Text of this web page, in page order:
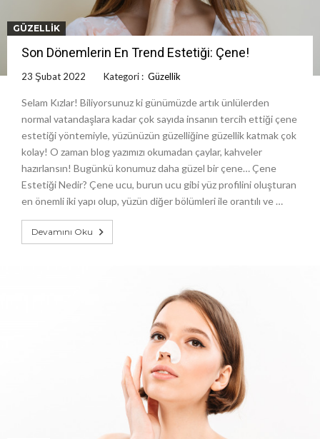
GÜZELLIK
Son Dönemlerin En Trend Estetiği: Çene!
23 Şubat 2022 Kategori : Güzellik
Selam Kızlar! Biliyorsunuz ki günümüzde artık ünlülerden
normal vatandaşlara kadar çok sayıda insanın tercih ettiği çene
estetiği yöntemiyle, yüzünüzün güzelliğine güzellik katmak çok
kolay! O zaman blog yazımızı okumadan çaylar, kahveler
hazırlansın! Bugünkü konumuz daha güzel bir çene… Çene
Estetiği Nedir? Çene ucu, burun ucu gibi yüz profilini oluşturan
en önemli iki yapı olup, yüzün diğer bölümleri ile orantılı ve …
Devamını Oku